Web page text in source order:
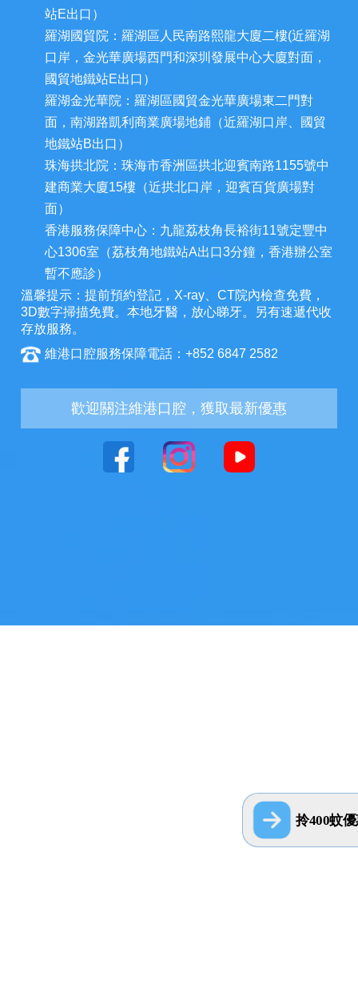
拎400蚊
站E出口）
羅湖國貿院：羅湖區人民南路熙龍大廈二樓(近羅湖
口岸，金光華廣場西門和深圳發展中心大廈對面，
國貿地鐵站E出口）
羅湖金光華院：羅湖區國貿金光華廣場東二門對
面，南湖路凱利商業廣場地鋪（近羅湖口岸、國貿
地鐵站B出口）
珠海拱北院：珠海市香洲區拱北迎賓南路1155號中
建商業大廈15樓（近拱北口岸，迎賓百貨廣場對
面）
香港服務保障中心：九龍荔枝角長裕街11號定豐中
心1306室（荔枝角地鐵站A出口3分鐘，香港辦公室
暫不應診）
溫馨提示：提前預約登記，X-ray、CT院內檢查免費，
3D數字掃描免費。本地牙醫，放心睇牙。另有速遞代收
存放服務。
維港口腔服務保障電話：+852 6847 2582
歡迎關注維港口腔，獲取最新優惠